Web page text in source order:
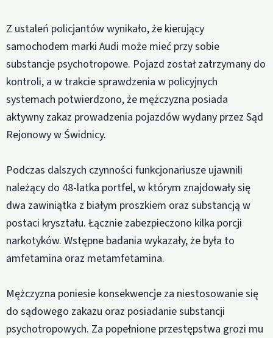
Z ustaleń policjantów wynikało, że kierujący
samochodem marki Audi może mieć przy sobie
substancje psychotropowe. Pojazd został zatrzymany do
kontroli, a w trakcie sprawdzenia w policyjnych
systemach potwierdzono, że mężczyzna posiada
aktywny zakaz prowadzenia pojazdów wydany przez Sąd
Rejonowy w Świdnicy.
Podczas dalszych czynności funkcjonariusze ujawnili
należący do 48-latka portfel, w którym znajdowały się
dwa zawiniątka z białym proszkiem oraz substancją w
postaci kryształu. Łącznie zabezpieczono kilka porcji
narkotyków. Wstępne badania wykazały, że była to
amfetamina oraz metamfetamina.
Mężczyzna poniesie konsekwencje za niestosowanie się
do sądowego zakazu oraz posiadanie substancji
psychotropowych. Za popełnione przestępstwa grozi mu